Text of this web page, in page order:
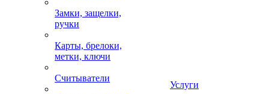
Замки, защелки,
ручки
Карты, брелоки,
метки, ключи
Считыватели
Услуги